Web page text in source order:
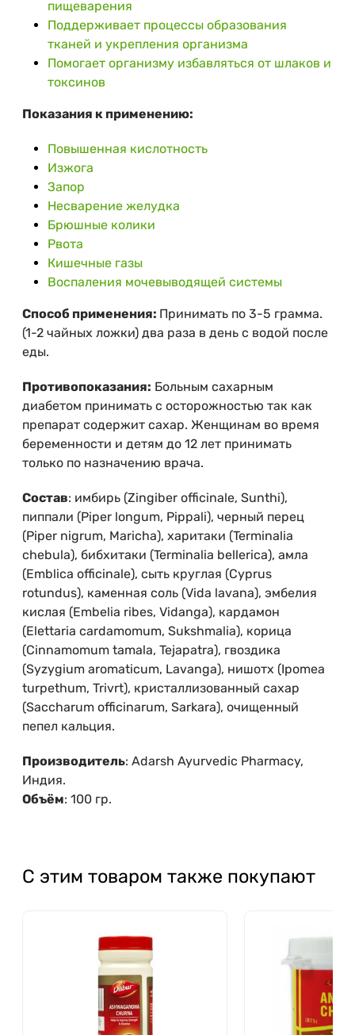
пищеварения
Поддерживает процессы образования
тканей и укрепления организма
Помогает организму избавляться от шлаков и
токсинов
Показания к применению:
Повышенная кислотность
Изжога
Запор
Несварение желудка
Брюшные колики
Рвота
Кишечные газы
Воспаления мочевыводящей системы
Способ применения: Принимать по 3-5 грамма.
(1-2 чайных ложки) два раза в день с водой после
еды.
Противопоказания: Больным сахарным
диабетом принимать с осторожностью так как
препарат содержит сахар. Женщинам во время
беременности и детям до 12 лет принимать
только по назначению врача.
Состав: имбирь (Zingiber officinale, Sunthi),
пиппали (Piper longum, Pippali), черный перец
(Piper nigrum, Maricha), харитаки (Terminalia
chebula), бибхитаки (Terminalia bellerica), амла
(Emblica officinale), сыть круглая (Cyprus
rotundus), каменная соль (Vida lavana), эмбелия
кислая (Embelia ribes, Vidanga), кардамон
(Elettaria cardamomum, Sukshmalia), корица
(Cinnamomum tamala, Tejapatra), гвоздика
(Syzygium aromaticum, Lavanga), нишотх (Ipomea
turpethum, Trivrt), кристаллизованный сахар
(Saccharum officinarum, Sarkara), очищенный
пепел кальция.
Производитель: Adarsh Ayurvedic Pharmacy,
Индия.
Объём: 100 гр.
С этим товаром также покупают